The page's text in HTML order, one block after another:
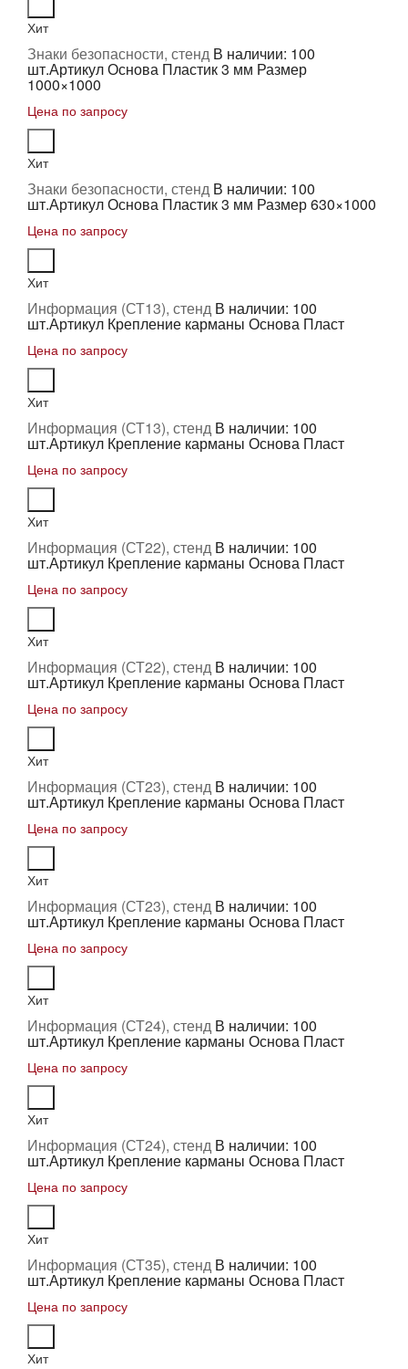
Хит
Знаки безопасности, стенд В наличии: 100
шт.Артикул Основа Пластик 3 мм Размер
1000×1000
Цена по запросу
Хит
Знаки безопасности, стенд В наличии: 100
шт.Артикул Основа Пластик 3 мм Размер 630×1000
Цена по запросу
Хит
Информация (СТ13), стенд В наличии: 100
шт.Артикул Крепление карманы Основа Пласт
Цена по запросу
Хит
Информация (СТ13), стенд В наличии: 100
шт.Артикул Крепление карманы Основа Пласт
Цена по запросу
Хит
Информация (СТ22), стенд В наличии: 100
шт.Артикул Крепление карманы Основа Пласт
Цена по запросу
Хит
Информация (СТ22), стенд В наличии: 100
шт.Артикул Крепление карманы Основа Пласт
Цена по запросу
Хит
Информация (СТ23), стенд В наличии: 100
шт.Артикул Крепление карманы Основа Пласт
Цена по запросу
Хит
Информация (СТ23), стенд В наличии: 100
шт.Артикул Крепление карманы Основа Пласт
Цена по запросу
Хит
Информация (СТ24), стенд В наличии: 100
шт.Артикул Крепление карманы Основа Пласт
Цена по запросу
Хит
Информация (СТ24), стенд В наличии: 100
шт.Артикул Крепление карманы Основа Пласт
Цена по запросу
Хит
Информация (СТ35), стенд В наличии: 100
шт.Артикул Крепление карманы Основа Пласт
Цена по запросу
Хит